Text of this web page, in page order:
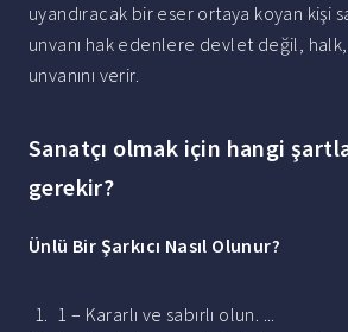
uyandıracak bir eser ortaya koyan kişi
unvanı hak edenlere devlet değil,
unvanını verir.
Sanatçı olmak için hangi
gerekir?
Ünlü Bir Şarkıcı Nasıl Olunur?
1 – Kararlı ve sabırlı olun. ...